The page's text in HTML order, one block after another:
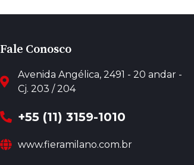
Fale Conosco
Avenida Angélica, 2491 - 20 andar -
Cj. 203 / 204
+55 (11) 3159-1010
www.fieramilano.com.br